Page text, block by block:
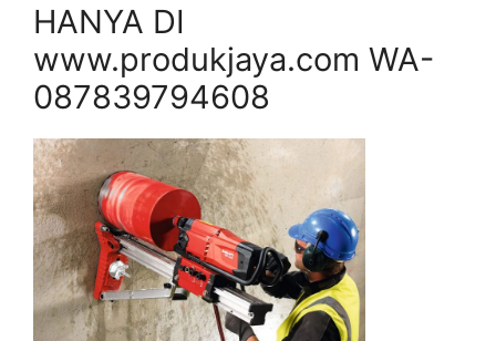
HANYA DI
www.produkjaya.com WA-
087839794608